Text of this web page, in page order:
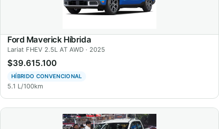
Ford Maverick Híbrida
Lariat FHEV 2.5L AT AWD · 2025
$39.615.100
HÍBRIDO CONVENCIONAL
5.1 L/100km